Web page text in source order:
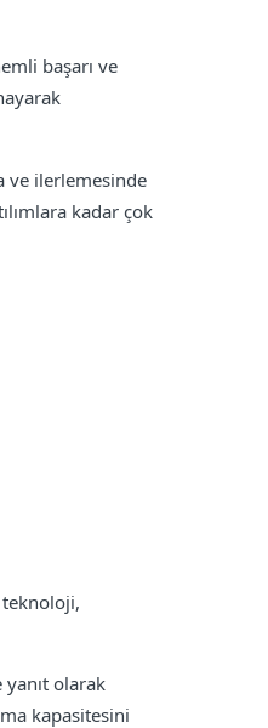
başarı ve
ve ilerlemesinde
kadar çok
olarak
kapasitesini